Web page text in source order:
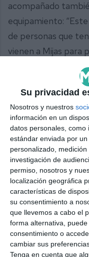
Su privacidad
Nosotros y nuestros
información en un
datos personales, como
estándar enviada por
personalizado,
investigación de
permiso, nosotros y
localización geográfica
características de
su consentimiento a
que llevemos a cabo el
forma alternativa,
consentimiento o
cambiar sus
Tenga en cuenta que
acompañado
equipamiento:
de personas que
vienen a Mijas para
de nuestro
número de familias,
contemplar el que
viales”. Por su
medida y
Comparte esta
https://
MIJAS GOLF